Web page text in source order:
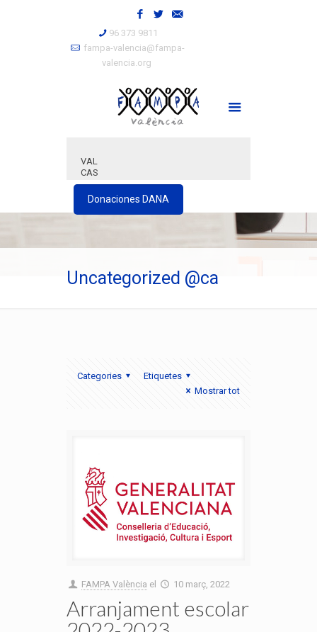
96 373 9811
fampa-valencia@fampa-
valencia.org
VAL
CAS
Donaciones DANA
Uncategorized @ca
Categories
Etiquetes
Mostrar tot
FAMPA València el 10 març, 2022
Arranjament escolar